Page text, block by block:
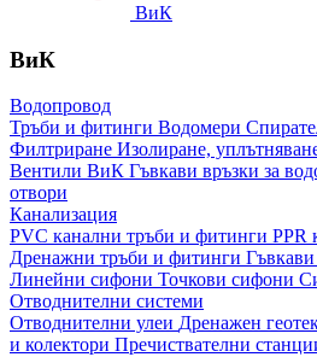
ВиК
ВиК
Водопровод
Тръби и фитинги Водомери
Филтриране Изолиране,
Вентили ВиК Гъвкави връзки за
отвори
Канализация
PVC канални тръби и фитинги PPR
Дренажни тръби и фитинги Гъвкави
Линейни сифони Точкови сифони
Отводнителни системи
Отводнителни улеи Дренажен
и колектори Пречиствателни